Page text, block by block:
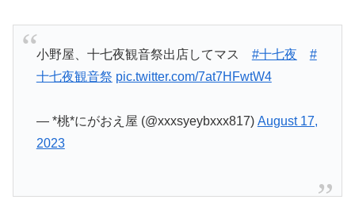
小野屋、十七夜観音祭出店してマス #十七夜
#
十七夜観音祭 pic.twitter.com/7at7HFwtW4
— *桃*にがおえ屋 (@xxxsyeybxxx817) August 17,
2023